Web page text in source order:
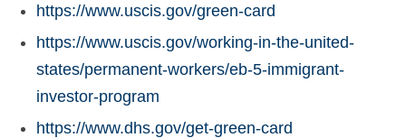
https://www.uscis.gov/green-card
https://www.uscis.gov/working-in-the-united-
states/permanent-workers/eb-5-immigrant-
investor-program
https://www.dhs.gov/get-green-card